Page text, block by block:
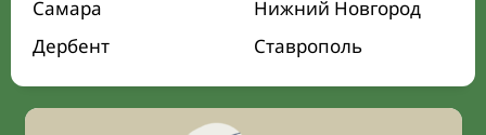
Самара
Нижний Новгород
Дербент
Ставрополь